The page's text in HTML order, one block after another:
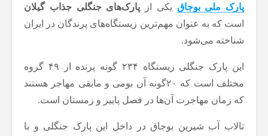
پارک ملی بوجاق یکی از پارک‌های جنگلی جذاب گیلان
است که به عنوان مهم‌ترین زیستگاه‌های پرندگان در ایران
شناخته می‌شود.
این پارک جنگلی زیستگاه ۲۳۴ گونه پرنده از ۴۹ گروه
مختلف است که ۲۰گونه آن بومی و مابقی مهاجر هستند
که زمان مهاجرت آن‌ها در فصل پاییز و زمستان است.
تالاب آب شیرین بوجاق در داخل این پارک جنگلی و با